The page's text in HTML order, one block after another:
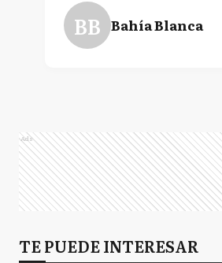
BB Bahía Blanca
Ads
TE PUEDE INTERESAR